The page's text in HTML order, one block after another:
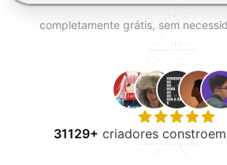
completamente grátis, sem
31129+ criadores